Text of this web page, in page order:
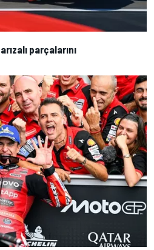
parçalarını